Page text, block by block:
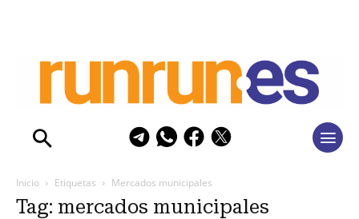
Inicio Etiquetas Mercados municipales
Tag: mercados municipales